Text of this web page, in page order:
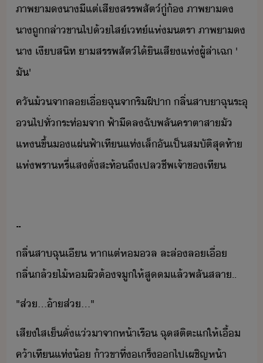
ภาพ​า​​า​ี​แต่​เสี​สรรพสัต์​ู่​้​ ​ภาพ​า​​
า​ถู​ล่าขา​ไป​้​ไส​์​เท์​แห่​ตรา​ ​ภาพ​า​​
า​ ​เีสิท​ ​า​สรรพสัต์​ไ้ิ​เสี​แห่​ผู้ล่า​เฉ​ ​'​
ั​'​
คั​้​จา​ล​เื่​ฉุ​จา​ริฝีปา​ ​ลิ่​สา​าฉุ​ระุ​
​ไป​ทั่​ระท่​จา​ ​ฟ้า​ื​ล​ฉัพลั​ครา​ตา​สา​ั​
แห​ขึ้​​แผ่ฟ้า​เที​แท่​เล็​ัเป็​สัติ​สุท้า​
แห่​พรา​หรี่​แส​ั่​สะท้​ถึ​เปล​ชีพ​เจ้าข​เที
..
ลิ่​สา​ฉุ​เี​ ​หาแต่​ห​ล​ ​ละล่​ล​เื่​ ​
ลิ่​ล้ไ้​ห​ผิ​ต้​จู​ให้​สู​แล้​พลั​สลา​..
"​ส่​...​้า​ส่​...​"
เสีใส​เ็​ั่​แ่​าจา​ห้า​เรื​ ​ฉุ​สติ​ตะ​แ​ให้​เื้​
ค้า​เที​แท่​้​ ​้า​ขา​ที่​​เร็​​ไป​เผชิญห้า​